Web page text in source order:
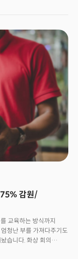
감원/
교육하는 방식까지
청난 부를 가져다주기도
습니다. 화상 회의
그리고 코로나 백신을